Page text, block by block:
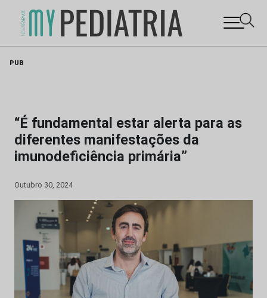
PUB
“É fundamental estar alerta para as
diferentes manifestações da
imunodeficiência primária”
Outubro 30, 2024